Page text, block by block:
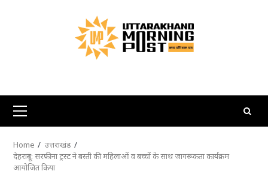
Primary
Menu
Home
उत्तराखंड
देहरादून: सरफ़ीना ट्रस्ट ने बस्ती की महिलाओं व बच्चों के साथ जागरूकता कार्यक्रम
आयोजित किया